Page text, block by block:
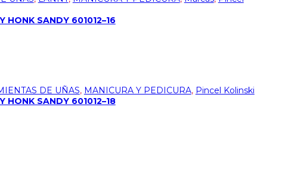
HONK SANDY 601012–16
DE UÑAS, MANICURA Y PEDICURA, Pincel Kolinski
HONK SANDY 601012–18